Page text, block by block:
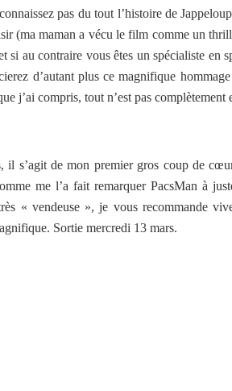
pas du tout l’histoire de
(ma maman a vécu le film comme un
si au contraire vous êtes un spécialiste en
d’autant plus ce magnifique
j’ai compris, tout n’est pas
il s’agit de mon premier gros coup de
me l’a fait remarquer PacsMan à
« vendeuse », je vous recommande
Sortie mercredi 13 mars.